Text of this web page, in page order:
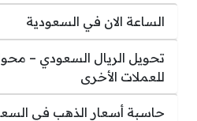
الساعة الان في السعودية
تحويل الريال السعودي –
للعملات الأخرى
حاسبة أسعار الذهب في